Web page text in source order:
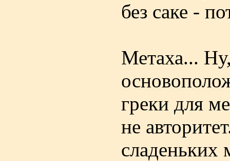
без саке -
Метаха...
греки для
не
сладеньких